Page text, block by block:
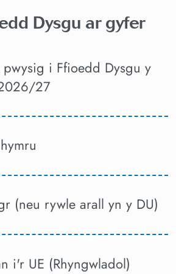
Dysgu ar gyfer
i Ffioedd Dysgu y
27
(neu rywle arall yn y DU)
i'r UE (Rhyngwladol)